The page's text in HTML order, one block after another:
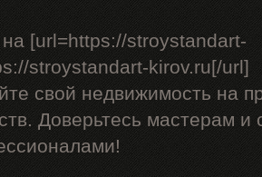
[url=https://stroystandart-
stroystandart-kirov.ru[/url]
свой недвижимость на
Доверьтесь мастерам и